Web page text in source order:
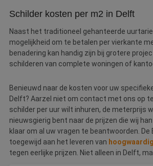
Schilder kosten per m2 in Delft
Naast het traditioneel gehanteerde
mogelijkheid om te betalen per vierkante
benadering kan handig zijn bij grotere
schilderen van complete woningen of
Benieuwd naar de kosten voor uw
Delft? Aarzel niet om contact met ons op
schilder per uur wilt inhuren, de meterprijs
nieuwsgierig bent naar de prijzen die wij
klaar om al uw vragen te beantwoorden. De
toegewijd aan het leveren van
tegen eerlijke prijzen. Niet alleen in Delft,